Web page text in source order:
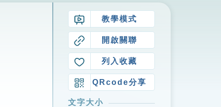
教學模式
開啟關聯
列入收藏
QRcode分享
文字大小